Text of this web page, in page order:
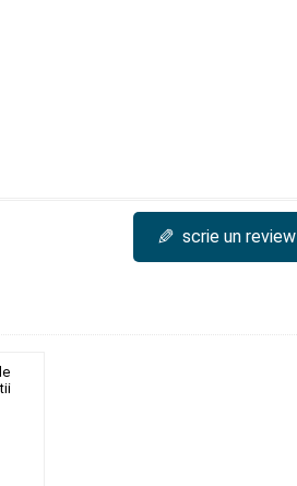
✎ scrie un review